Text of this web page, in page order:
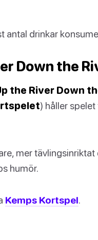
antal drinkar
Down the
the River Down
) håller
mer
humör.
Kemps Kortspel.